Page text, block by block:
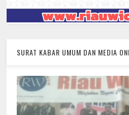
SURAT KABAR UMUM DAN MEDIA